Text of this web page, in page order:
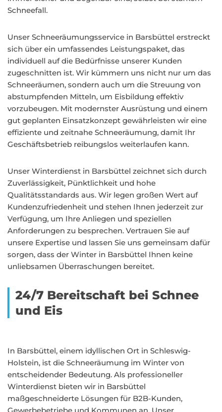
Schneefall.
Unser Schneeräumungsservice in Barsbüttel erstreckt
sich über ein umfassendes Leistungspaket, das
individuell auf die Bedürfnisse unserer Kunden
zugeschnitten ist. Wir kümmern uns nicht nur um das
Schneeräumen, sondern auch um die Streuung von
abstumpfenden Mitteln, um Eisbildung effektiv
vorzubeugen. Mit modernster Ausrüstung und einem
gut geplanten Einsatzkonzept gewährleisten wir eine
effiziente und zeitnahe Schneeräumung, damit Ihr
Geschäftsbetrieb reibungslos weiterlaufen kann.
Unser Winterdienst in Barsbüttel zeichnet sich durch
Zuverlässigkeit, Pünktlichkeit und hohe
Qualitätsstandards aus. Wir legen großen Wert auf
Kundenzufriedenheit und stehen Ihnen jederzeit zur
Verfügung, um Ihre Anliegen und speziellen
Anforderungen zu besprechen. Vertrauen Sie auf
unsere Expertise und lassen Sie uns gemeinsam dafür
sorgen, dass der Winter in Barsbüttel Ihnen keine
unliebsamen Überraschungen bereitet.
24/7 Bereitschaft bei Schnee
und Eis
In Barsbüttel, einem idyllischen Ort in Schleswig-
Holstein, ist die Schneeräumung im Winter von
entscheidender Bedeutung. Als professioneller
Winterdienst bieten wir in Barsbüttel
maßgeschneiderte Lösungen für B2B-Kunden,